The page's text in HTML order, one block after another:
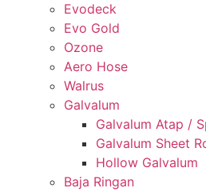
Evodeck
Evo Gold
Ozone
Aero Hose
Walrus
Galvalum
Galvalum Atap /
Galvalum Sheet
Hollow Galvalum
Baja Ringan